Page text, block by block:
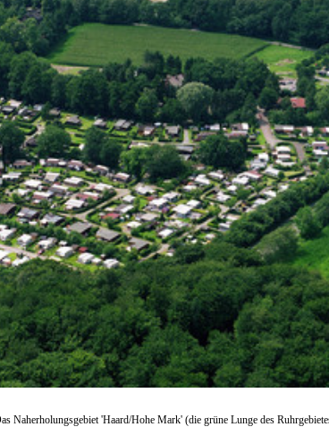
Naherholungsgebiet 'Haard/Hohe Mark' (die grüne Lunge des